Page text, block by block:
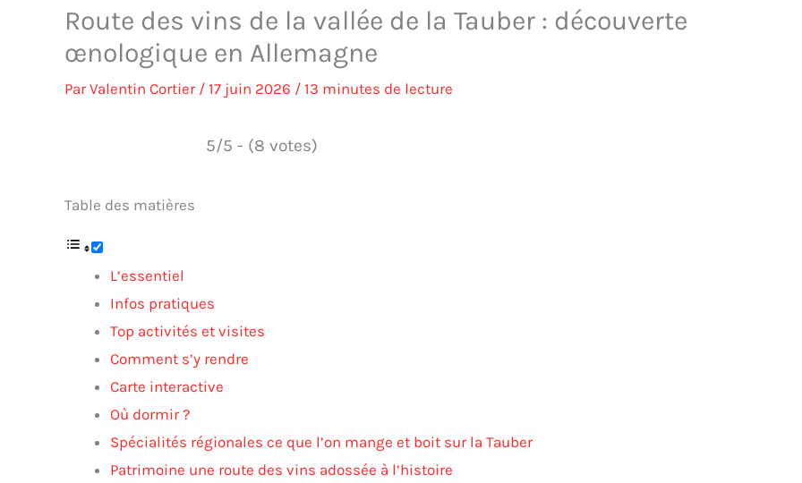
Route des vins de la vallée de la Tauber : découverte
œnologique en Allemagne
ParValentin Cortier / 17 juin 2026 / 13 minutes de lecture
5/5 - (8 votes)
Table des matières
L’essentiel
Infos pratiques
Top activités et visites
Comment s’y rendre
Carte interactive
Où dormir ?
Spécialités régionales ce que l’on mange et boit sur la Tauber
Patrimoine une route des vins adossée à l’histoire